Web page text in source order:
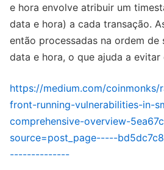
e hora envolve atribuir um
data e hora) a cada transação.
então processadas na ordem de
data e hora, o que ajuda a
https://medium.com/
front-running-vulnerabilities-in-
comprehensive-overview-
source=post_page-----
--------------